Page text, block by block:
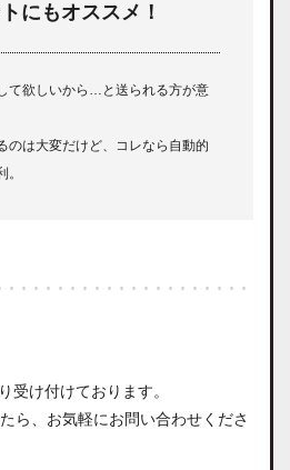
にもオススメ！
て欲しいから…と送られる方が意
のは大変だけど、コレなら自動的
受け付けております。
ら、お気軽にお問い合わせくださ